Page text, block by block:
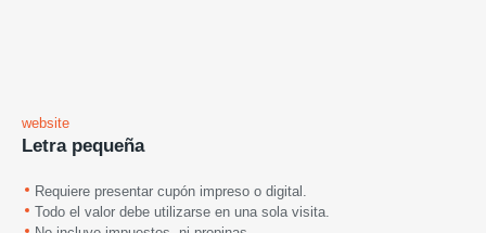
website
Letra pequeña
Requiere presentar cupón impreso o digital.
Todo el valor debe utilizarse en una sola visita.